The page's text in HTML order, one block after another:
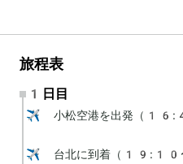
旅程表
1日目
✈️ 小松空港を出発（
✈️ 台北に到着（